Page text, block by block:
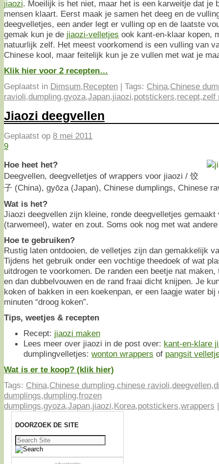
jiaozi. Moeilijk is het niet, maar het is een karweitje dat je
mensen klaart. Eerst maak je samen het deeg en de
deegvelletjes, een ander legt er vulling op en de laatste
gemak kun je de jiaozi-velletjes ook kant-en-klaar kopen,
natuurlijk zelf. Het meest voorkomend is een vulling van
Chinese kool, maar feitelijk kun je ze vullen met wat je
Klik hier voor 2 recepten…
Geplaatst in Dimsum,Recepten | Tags: China,Chinese
ravioli,dumpling,gyoza,Japan,jiaozi,potstickers,recept,zelf
Jiaozi deegvellen
Geplaatst op 8 mei 2011
9
Hoe heet het?
Deegvellen, deegvelletjes of wrappers voor jiaozi / 饺
子 (China), gyōza (Japan), Chinese dumplings, Chinese
Wat is het?
Jiaozi deegvellen zijn kleine, ronde deegvelletjes gemaakt
(tarwemeel), water en zout. Soms ook nog met wat
Hoe te gebruiken?
Rustig laten ontdooien, de velletjes zijn dan gemakkelijk
Tijdens het gebruik onder een vochtige theedoek of wat
uitdrogen te voorkomen. De randen een beetje nat
en dan dubbelvouwen en de rand fraai dicht knijpen. Je
koken of bakken in een koekenpan, er een laagje water bij
minuten “droog koken”.
Tips, weetjes & recepten
Recept: jiaozi maken
Lees meer over jiaozi in de post over: kant-en-klare
dumplingvelletjes: wonton wrappers of pangsit
Wat is er te koop? (klik hier)
Tags: China,Chinese dumpling,chinese ravioli,deegvellen,
dumplings,dumpling,frozen
dumplings,gyoza,Japan,jiaozi,Korea,potstickers,wrappers
DOORZOEK DE SITE
Zoeken
naar: